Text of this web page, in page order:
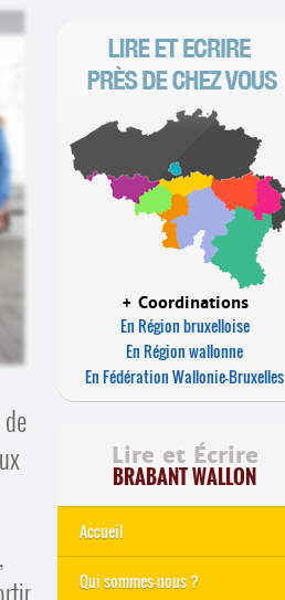
+ Coordinations
En Région bruxelloise
En Région wallonne
En Fédération Wallonie-Bruxelles
Lire et Écrire
BRABANT WALLON
Accueil
Qui sommes-nous ?